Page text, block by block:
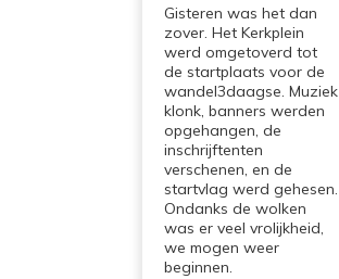
Gisteren was het dan
zover. Het Kerkplein
werd omgetoverd tot
de startplaats voor de
wandel3daagse. Muziek
klonk, banners werden
opgehangen, de
inschrijftenten
verschenen, en de
startvlag werd gehesen.
Ondanks de wolken
was er veel vrolijkheid,
we mogen weer
beginnen.